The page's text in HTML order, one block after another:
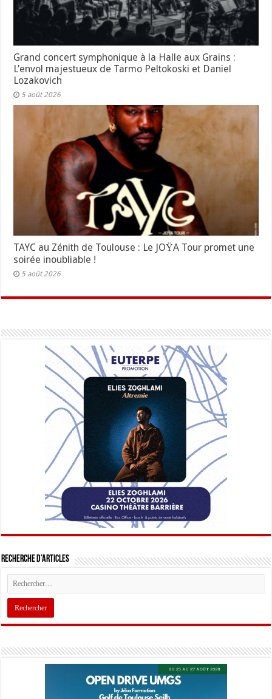
Grand concert symphonique à la Halle aux Grains :
L’envol majestueux de Tarmo Peltokoski et Daniel
Lozakovich
5 août 2026
TAYC au Zénith de Toulouse : Le JOŸA Tour promet une
soirée inoubliable !
5 août 2026
Recherche d’articles